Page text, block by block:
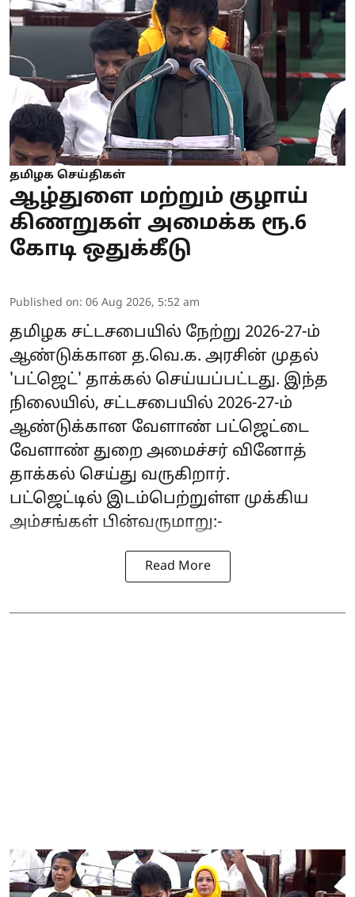
தமிழக செய்திகள்
ஆழ்துளை மற்றும் குழாய்
கிணறுகள் அமைக்க ரூ.6
கோடி ஒதுக்கீடு
Published on: 06 Aug 2026, 5:52 am
தமிழக சட்டசபையில் நேற்று 2026-27-ம்
ஆண்டுக்கான த.வெ.க. அரசின் முதல்
'பட்ஜெட்' தாக்கல் செய்யப்பட்டது. இந்த
நிலையில், சட்டசபையில் 2026-27-ம்
ஆண்டுக்கான வேளாண் பட்ஜெட்டை
வேளாண் துறை அமைச்சர் வினோத்
தாக்கல் செய்து வருகிறார்.
பட்ஜெட்டில் இடம்பெற்றுள்ள முக்கிய
அம்சங்கள் பின்வருமாறு:-
Read More